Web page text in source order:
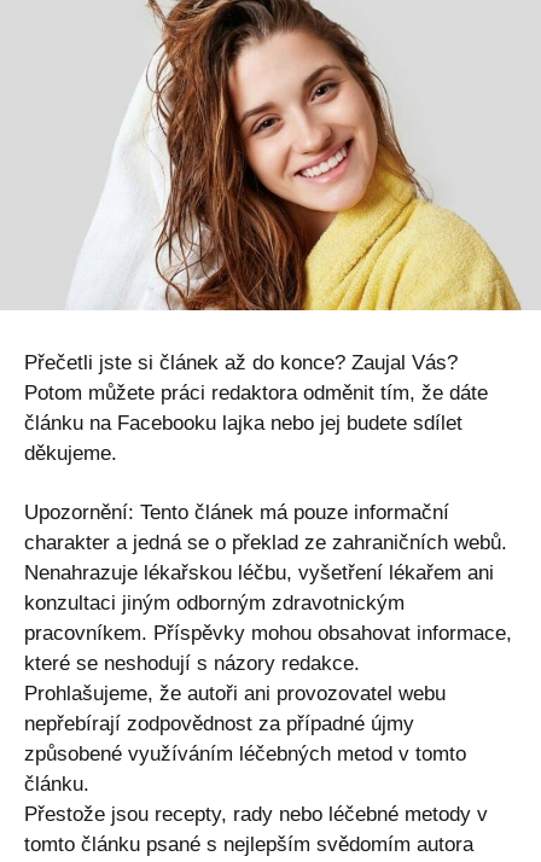
Přečetli jste si článek až do konce? Zaujal Vás?
Potom můžete práci redaktora odměnit tím, že dáte
článku na Facebooku lajka nebo jej budete sdílet
děkujeme.
Upozornění: Tento článek má pouze informační
charakter a jedná se o překlad ze zahraničních webů.
Nenahrazuje lékařskou léčbu, vyšetření lékařem ani
konzultaci jiným odborným zdravotnickým
pracovníkem. Příspěvky mohou obsahovat informace,
které se neshodují s názory redakce.
Prohlašujeme, že autoři ani provozovatel webu
nepřebírají zodpovědnost za případné újmy
způsobené využíváním léčebných metod v tomto
článku.
Přestože jsou recepty, rady nebo léčebné metody v
tomto článku psané s nejlepším svědomím autora